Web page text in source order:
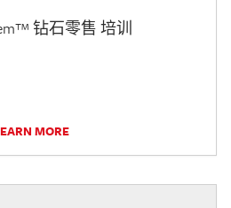
钻石零售 培训
MORE